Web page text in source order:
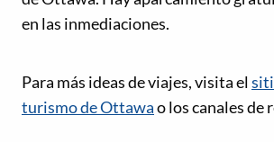
en las inmediaciones.
Enlaces de redes
Para más ideas de viajes, visita el
turismo de Ottawao los canales de